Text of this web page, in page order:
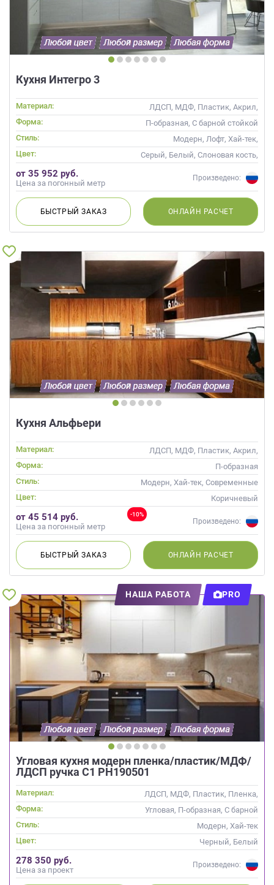
Кухня Интегро 3
Материал:
ЛДСП, МДФ, Пластик, Акрил,
Alvic / УФ лак
Форма:
П-образная, С барной стойкой
Стиль:
Модерн, Лофт, Хай-тек,
Современные
Цвет:
Серый, Белый, Слоновая кость,
Кремовый
от 35 952 руб.
Цена за погонный метр
Произведено:
БЫСТРЫЙЗАКАЗ ОНЛАЙН РАСЧЕТ
Кухня Альфьери
Материал:
ЛДСП, МДФ, Пластик, Акрил,
Alvic / УФ лак, Эмаль, Шпон,
Глянцевые
Форма:
П-образная
Стиль:
Модерн, Хай-тек, Современные
Цвет:
Коричневый
-10%
от 45 514 руб.
Цена за погонный метр
Произведено:
БЫСТРЫЙЗАКАЗ ОНЛАЙН РАСЧЕТ
НАША РАБОТА PRO
Угловая кухня модерн пленка/пластик/МДФ/
ЛДСП ручка С1 РН190501
Материал:
ЛДСП, МДФ, Пластик, Пленка,
Акрил, Alvic / УФ лак,
Интегрированная ручка
Форма:
Угловая, П-образная, С барной
стойкой
Стиль:
Модерн, Хай-тек
Цвет:
Черный, Белый
278 350 руб.
Цена за проект
Произведено: